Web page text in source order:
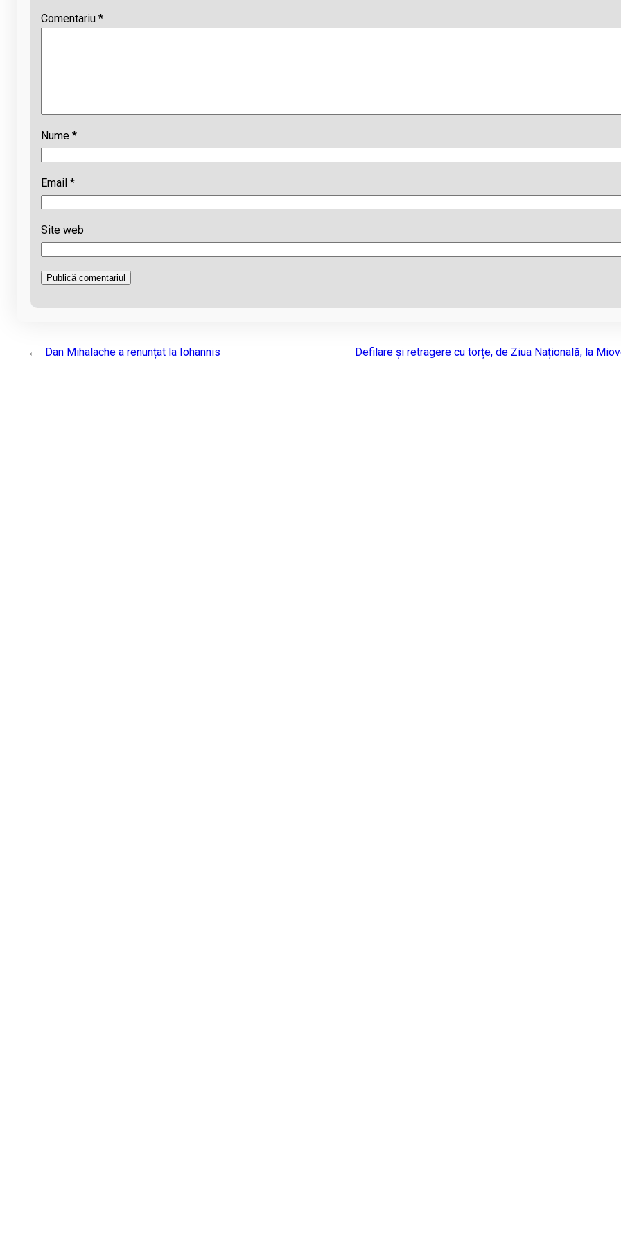
Comentariu *
Nume *
Email *
Site web
← Dan Mihalache a renunțat la Iohannis Defilare și retragere cu torțe, de Ziua Națională, la